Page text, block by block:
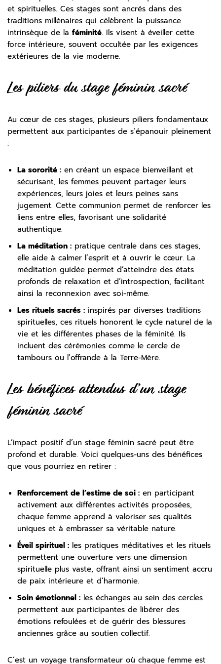
et spirituelles. Ces stages sont ancrés dans des
traditions millénaires qui célèbrent la puissance
intrinsèque de la féminité. Ils visent à éveiller cette
force intérieure, souvent occultée par les exigences
extérieures de la vie moderne.
Les piliers du stage féminin sacré
Au cœur de ces stages, plusieurs piliers fondamentaux
permettent aux participantes de s’épanouir pleinement
:
La sororité : en créant un espace bienveillant et
sécurisant, les femmes peuvent partager leurs
expériences, leurs joies et leurs peines sans
jugement. Cette communion permet de renforcer les
liens entre elles, favorisant une solidarité
authentique.
La méditation : pratique centrale dans ces stages,
elle aide à calmer l’esprit et à ouvrir le cœur. La
méditation guidée permet d’atteindre des états
profonds de relaxation et d’introspection, facilitant
ainsi la reconnexion avec soi-même.
Les rituels sacrés : inspirés par diverses traditions
spirituelles, ces rituels honorent le cycle naturel de la
vie et les différentes phases de la féminité. Ils
incluent des cérémonies comme le cercle de
tambours ou l’offrande à la Terre-Mère.
Les bénéfices attendus d’un stage
féminin sacré
L’impact positif d’un stage féminin sacré peut être
profond et durable. Voici quelques-uns des bénéfices
que vous pourriez en retirer :
Renforcement de l’estime de soi : en participant
activement aux différentes activités proposées,
chaque femme apprend à valoriser ses qualités
uniques et à embrasser sa véritable nature.
Éveil spirituel : les pratiques méditatives et les rituels
permettent une ouverture vers une dimension
spirituelle plus vaste, offrant ainsi un sentiment accru
de paix intérieure et d’harmonie.
Soin émotionnel : les échanges au sein des cercles
permettent aux participantes de libérer des
émotions refoulées et de guérir des blessures
anciennes grâce au soutien collectif.
C’est un voyage transformateur où chaque femme est